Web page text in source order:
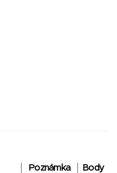
Poznámka
Body